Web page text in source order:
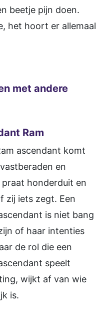
beetje pijn doen.
het hoort er allemaal
met andere
Ram
ascendant komt
en
honderduit en
zij iets zegt. Een
is niet bang
of haar intenties
de rol die een
speelt
wijkt af van wie
is.